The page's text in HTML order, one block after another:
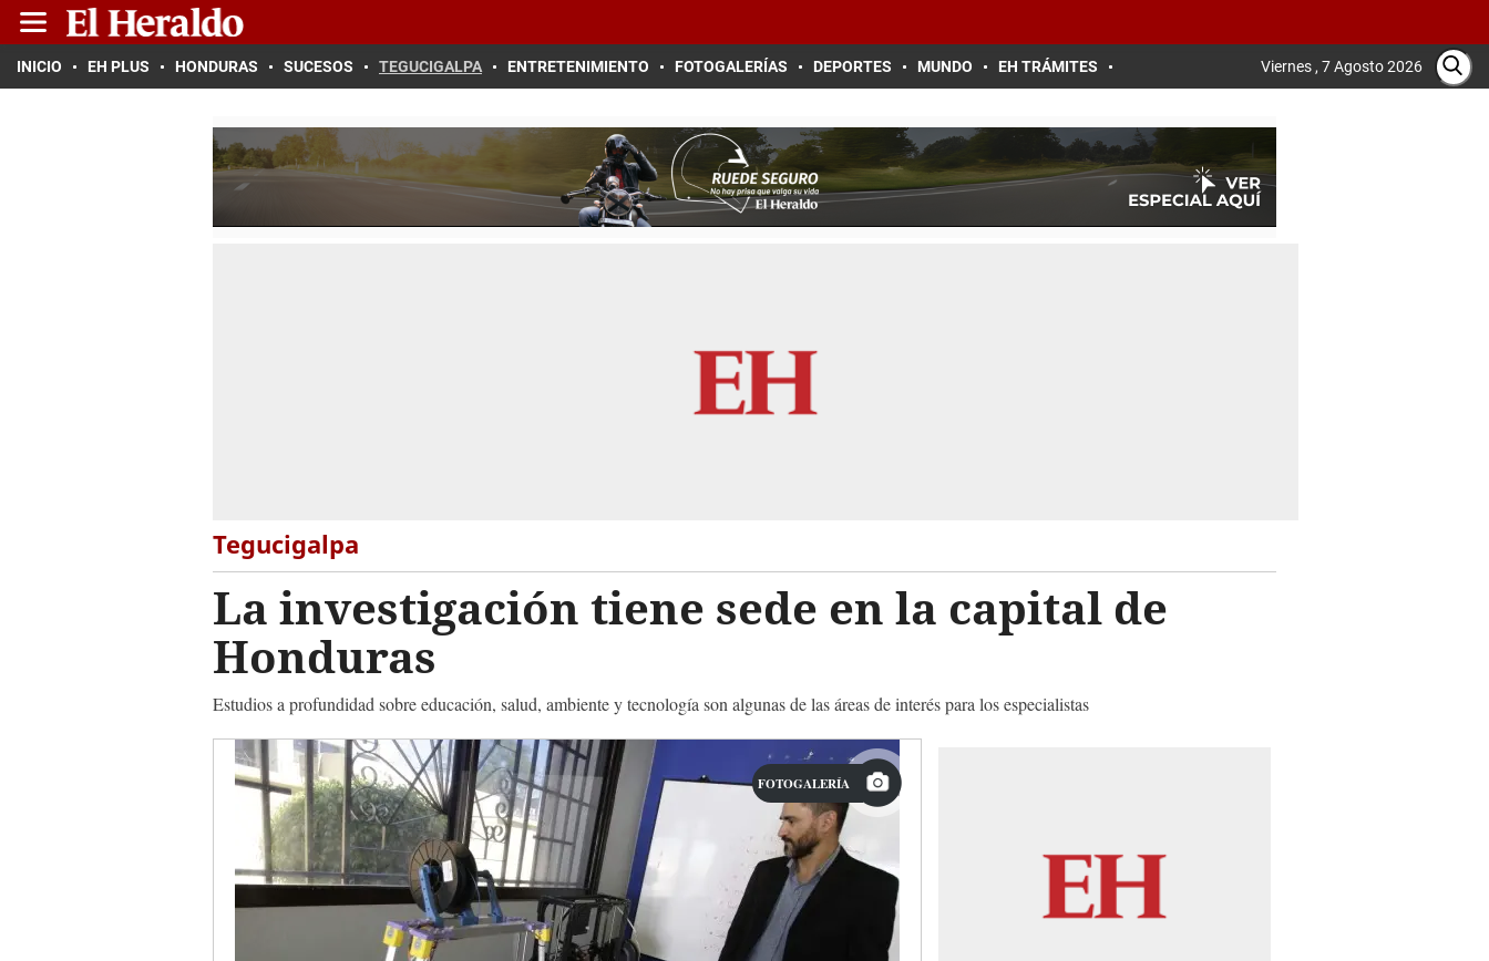
INICIO EH PLUS HONDURAS SUCESOS TEGUCIGALPA ENTRETENIMIENTO FOTOGALERÍAS DEPORTES MUNDO EH TRÁMITES Viernes , 7 Agosto 2026
Tegucigalpa
La investigación tiene sede en la capital de
Honduras
Estudios a profundidad sobre educación, salud, ambiente y tecnología son algunas de las áreas de interés para los especialistas
FOTOGALERÍA